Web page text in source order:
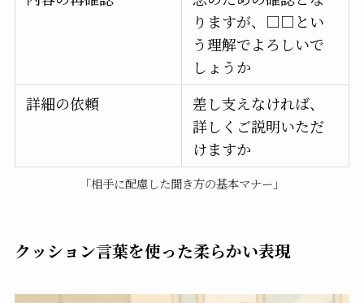
りますが、□□とい
う理解でよろしいで
しょうか
詳細の依頼
差し支えなければ、
詳しくご説明いただ
けますか
「相手に配慮した聞き方の基本マナー」
クッション言葉を使った柔らかい表現